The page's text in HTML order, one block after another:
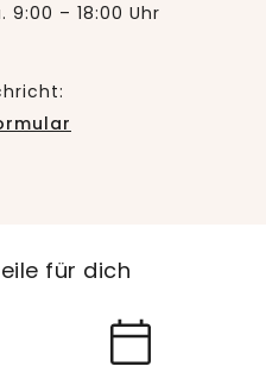
9:00 – 18:00 Uhr
für dich